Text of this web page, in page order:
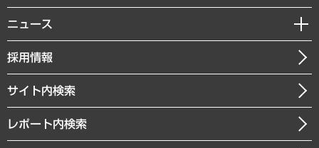
共生・ダイバーシティ
GRC（ガバナンス・リスク・コンプライアンス）・防災（政策）
経済・産業・雇用・労働
まちづくり・観光・交通・スポーツ・スマートシティ
自然資源・農林水産業・食料システム
経営用語集
受託・受注実績（官公庁関連）
メディア掲載・出演
MUFGビジネスセミナー
受託案件情報
私たちの想い
社長メッセージ
会社概要
沿革
組織図・本部部室紹介
ニュース
ニュースリリース
お知らせ
採用情報
サイト内検索
レポート内検索